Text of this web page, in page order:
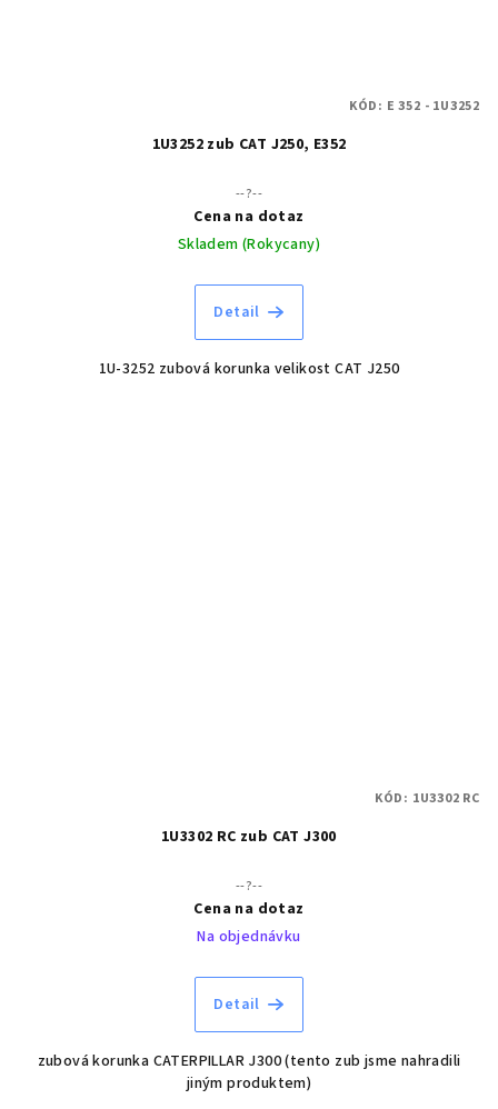
1U3252 zub CAT J250, E352
--?--
Cena na dotaz
Skladem (Rokycany)
Detail
1U-3252 zubová korunka velikost CAT J250
KÓD: E 352 - 1U3252
1U3302 RC zub CAT J300
--?--
Cena na dotaz
Na objednávku
Detail
zubová korunka CATERPILLAR J300 (tento zub jsme nahradili
jiným produktem)
KÓD: 1U3302 RC